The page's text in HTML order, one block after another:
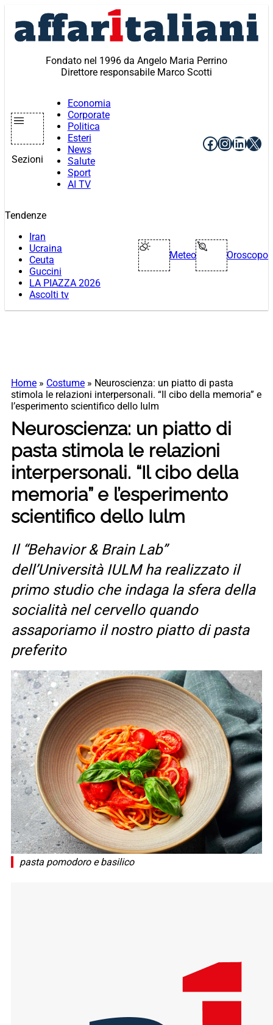
contenuto
Fondato nel 1996 da Angelo Maria Perrino
Direttore responsabile Marco Scotti
Sezioni
Economia
Corporate
Politica
Esteri
News
Salute
Sport
AI TV
Facebook
X
Tendenze
Iran
Ucraina
Ceuta
Guccini
LA PIAZZA 2026
Ascolti tv
Meteo Oroscopo
Home » Costume » Neuroscienza: un piatto di pasta
stimola le relazioni interpersonali. “Il cibo della memoria” e
l’esperimento scientifico dello Iulm
Neuroscienza: un piatto di
pasta stimola le relazioni
interpersonali. “Il cibo della
memoria” e l’esperimento
scientifico dello Iulm
Il “Behavior & Brain Lab”
dell’Università IULM ha realizzato il
primo studio che indaga la sfera della
socialità nel cervello quando
assaporiamo il nostro piatto di pasta
preferito
pasta pomodoro e basilico